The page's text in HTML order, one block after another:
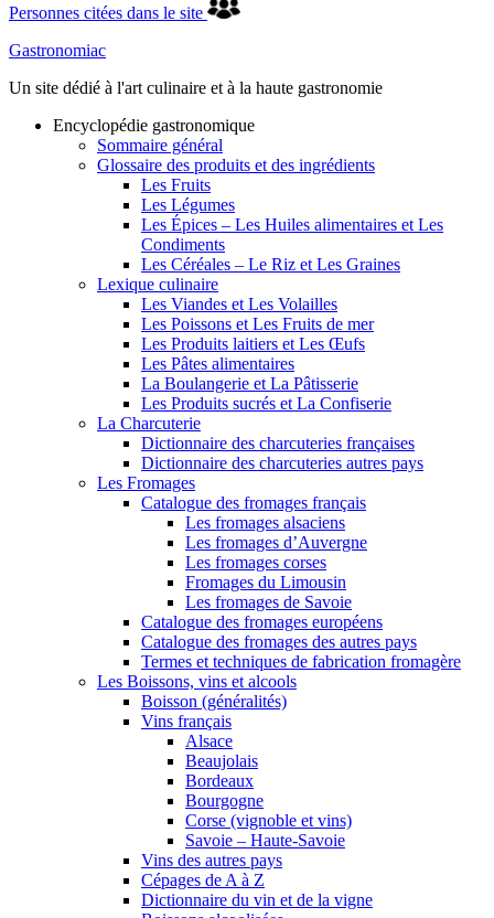
Personnes citées dans le site
Gastronomiac
Un site dédié à l'art culinaire et à la haute gastronomie
Encyclopédie gastronomique
Sommaire général
Glossaire des produits et des ingrédients
Les Fruits
Les Légumes
Les Épices – Les Huiles alimentaires et Les
Condiments
Les Céréales – Le Riz et Les Graines
Lexique culinaire
Les Viandes et Les Volailles
Les Poissons et Les Fruits de mer
Les Produits laitiers et Les Œufs
Les Pâtes alimentaires
La Boulangerie et La Pâtisserie
Les Produits sucrés et La Confiserie
La Charcuterie
Dictionnaire des charcuteries françaises
Dictionnaire des charcuteries autres pays
Les Fromages
Catalogue des fromages français
Les fromages alsaciens
Les fromages d’Auvergne
Les fromages corses
Fromages du Limousin
Les fromages de Savoie
Catalogue des fromages européens
Catalogue des fromages des autres pays
Termes et techniques de fabrication fromagère
Les Boissons, vins et alcools
Boisson (généralités)
Vins français
Alsace
Beaujolais
Bordeaux
Bourgogne
Corse (vignoble et vins)
Savoie – Haute-Savoie
Vins des autres pays
Cépages de A à Z
Dictionnaire du vin et de la vigne